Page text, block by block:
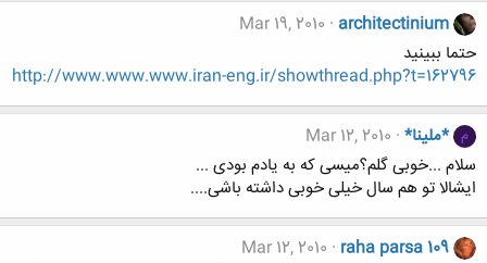
architectinium
Mar 19, 2010
حتما ببینید
http://www.www.www.iran-eng.ir/showthread.php?t=162796
م *ملینا* Mar 12, 2010
سلام ...خوبی گلم؟میسی که به یادم بودی ...
ایشالا تو هم سال خیلی خوبی داشته باشی....
raha parsa 109
Mar 12, 2010